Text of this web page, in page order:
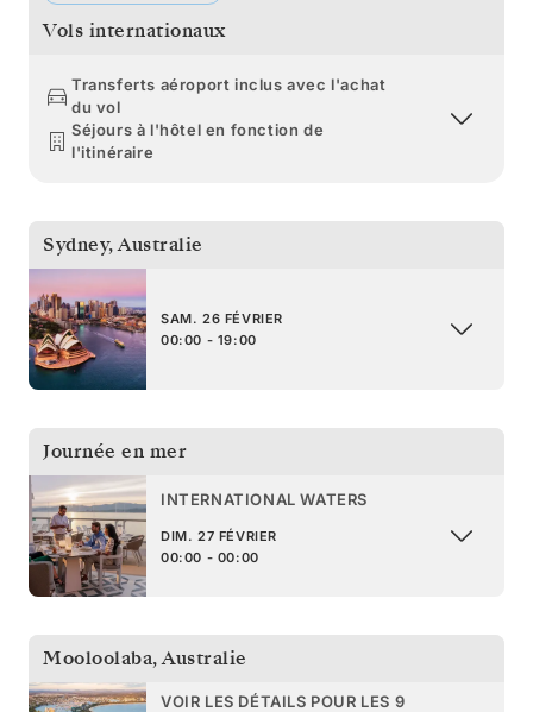
Vols internationaux
Transferts aéroport inclus avec l'achat
du vol
Séjours à l'hôtel en fonction de
l'itinéraire
Sydney,Australie
SAM. 26 FÉVRIER
00:00 - 19:00
Journée en mer
INTERNATIONAL WATERS
DIM. 27 FÉVRIER
00:00 - 00:00
Mooloolaba,Australie
VOIR LES DÉTAILS POUR LES 9